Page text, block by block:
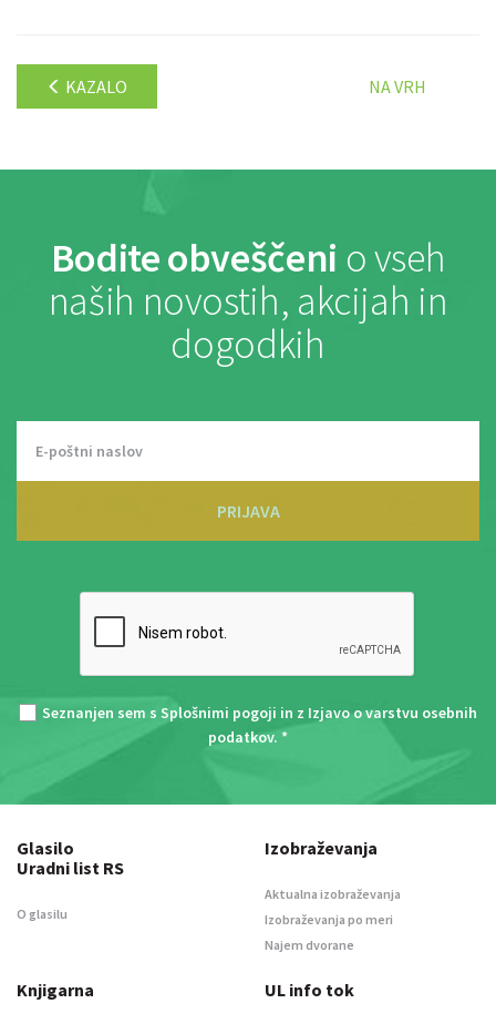
KAZALO NA VRH
Bodite obveščeni o vseh
naših novostih, akcijah in
dogodkih
PRIJAVA
Seznanjen sem s Splošnimi pogoji in z Izjavo o varstvu osebnih
podatkov. *
Glasilo
Uradni list RS
O glasilu
Izobraževanja
Aktualna izobraževanja
Izobraževanja po meri
Najem dvorane
Knjigarna UL info tok